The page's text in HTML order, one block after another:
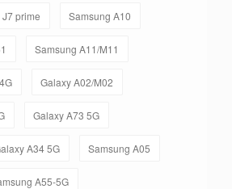
prime Samsung A10
Samsung A11/M11
Galaxy A02/M02
Galaxy A73 5G
A34 5G Samsung A05
A55-5G